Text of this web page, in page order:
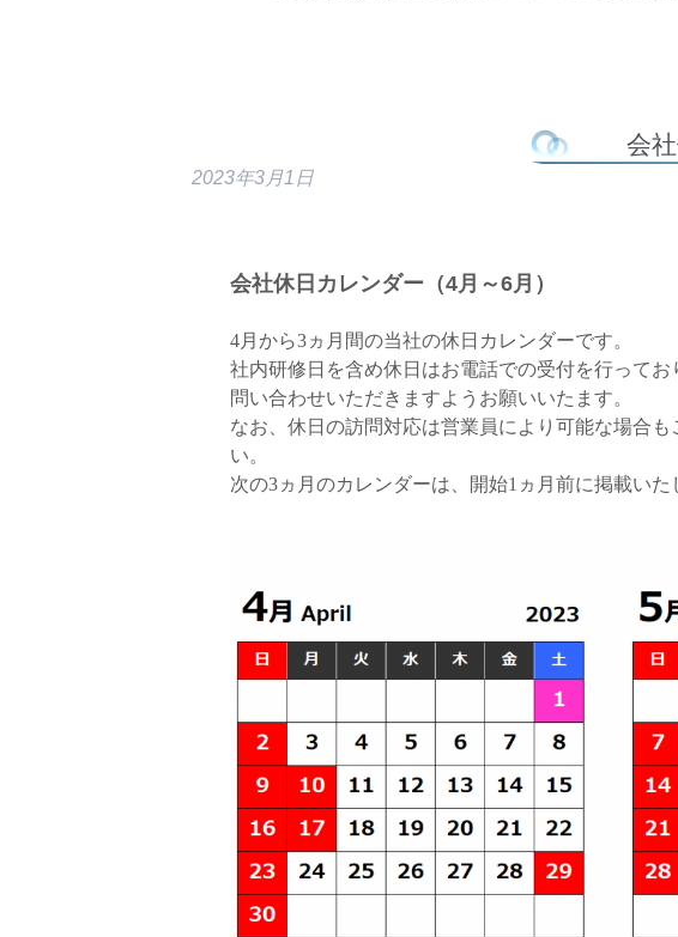
会
2023年3月1日
会社休日カレンダー（4月～6月）
4月から3ヵ月間の当社の休日カレンダーです。
社内研修日を含め休日はお電話での受付を行って
問い合わせいただきますようお願いいたます。
なお、休日の訪問対応は営業員により可能な場合
い。
次の3ヵ月のカレンダーは、開始1ヵ月前に掲載いた